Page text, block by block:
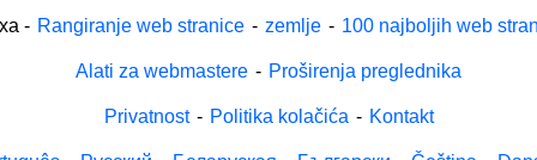
- Rangiranje web stranice - zemlje - 100 najboljih web
Alati za webmastere - Proširenja preglednika
Privatnost - Politika kolačića - Kontakt